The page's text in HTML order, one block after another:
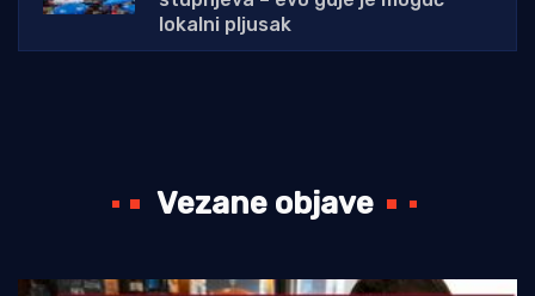
lokalni pljusak
Vezane objave